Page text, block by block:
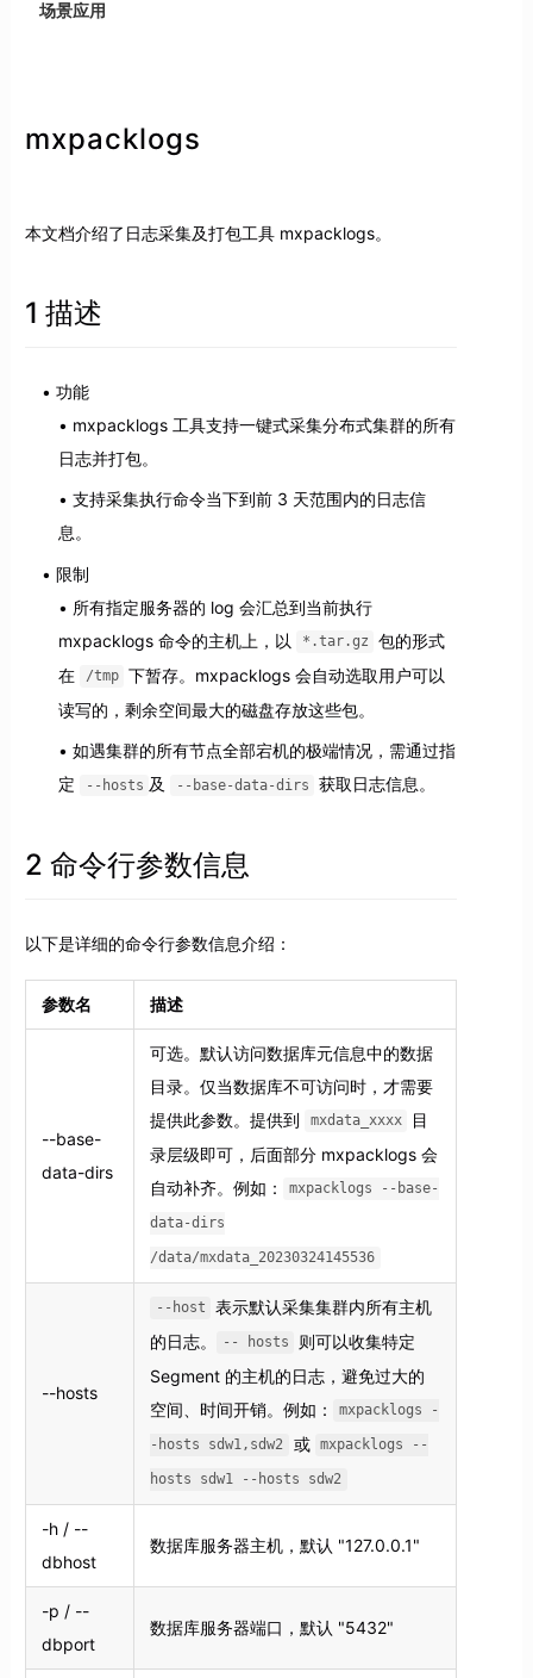
场景应用
mxpacklogs
本文档介绍了日志采集及打包工具 mxpacklogs。
1 描述
功能
mxpacklogs 工具支持一键式采集分布式集群的所有
日志并打包。
支持采集执行命令当下到前 3 天范围内的日志信
息。
限制
所有指定服务器的 log 会汇总到当前执行
mxpacklogs 命令的主机上，以
*.tar.gz
包的形式
在
/tmp
下暂存。mxpacklogs 会自动选取用户可以
读写的，剩余空间最大的磁盘存放这些包。
如遇集群的所有节点全部宕机的极端情况，需通过指
定
--hosts 及 --base-data-dirs 获取日志信息。
2 命令行参数信息
以下是详细的命令行参数信息介绍：
参数名 描述
--base-
data-dirs
可选。默认访问数据库元信息中的数据
目录。仅当数据库不可访问时，才需要
提供此参数。提供到
mxdata_xxxx
目
录层级即可，后面部分 mxpacklogs 会
自动补齐。例如：
mxpacklogs --base-
data-dirs
/data/mxdata_20230324145536
--hosts
--host
表示默认采集集群内所有主机
的日志。
-- hosts
则可以收集特定
Segment 的主机的日志，避免过大的
空间、时间开销。例如：
mxpacklogs -
-hosts sdw1,sdw2 或 mxpacklogs --
hosts sdw1 --hosts sdw2
-h / --
dbhost
数据库服务器主机，默认 "127.0.0.1"
-p / --
dbport
数据库服务器端口，默认 "5432"